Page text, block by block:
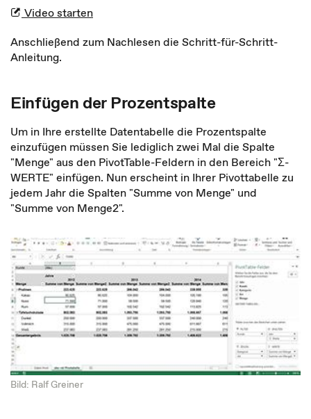
Video starten
Anschließend zum Nachlesen die Schritt-für-Schritt-
Anleitung.
Einfügen der Prozentspalte
Um in Ihre erstellte Datentabelle die Prozentspalte
einzufügen müssen Sie lediglich zwei Mal die Spalte
"Menge" aus den PivotTable-Feldern in den Bereich "Ʃ-
WERTE" einfügen. Nun erscheint in Ihrer Pivottabelle zu
jedem Jahr die Spalten "Summe von Menge" und
"Summe von Menge2".
Bild: Ralf Greiner